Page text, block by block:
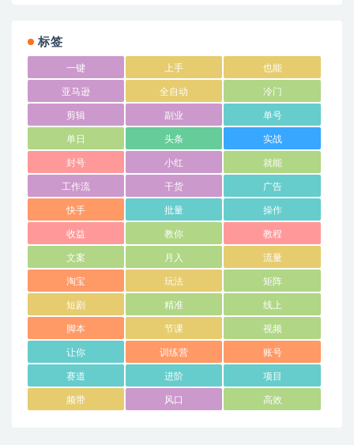
标签
一键 上手 也能
亚马逊 全自动 冷门
剪辑 副业 单号
单日 头条 实战
封号 小红 就能
工作流 干货 广告
快手 批量 操作
收益 教你 教程
文案 月入 流量
淘宝 玩法 矩阵
短剧 精准 线上
脚本 节课 视频
让你 训练营 账号
赛道 进阶 项目
频带 风口 高效